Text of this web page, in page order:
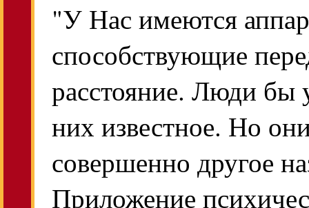
"У Нас имеются
способствующие
расстояние. Люди бы
них известное. Но
совершенно другое
Приложение